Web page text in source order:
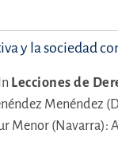
y la sociedad
Lecciones de
Menéndez
Menor (Navarra):